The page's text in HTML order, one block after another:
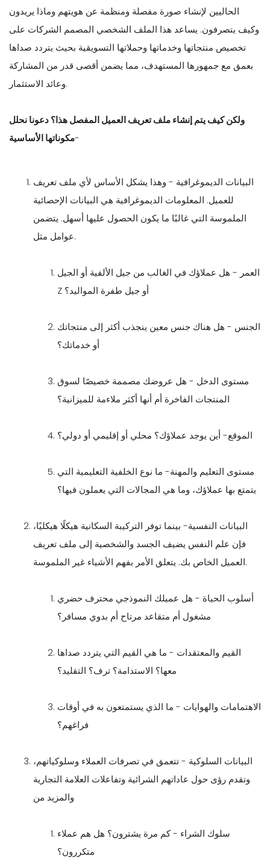
الحاليين لإنشاء صورة مفصلة ومنظمة عن هويتهم وماذا يريدون
وكيف يتصرفون. يساعد هذا الملف الشخصي المصمم الشركات على
تخصيص منتجاتها وخدماتها وحملاتها التسويقية بحيث يتردد صداها
بعمق مع جمهورها المستهدف، مما يضمن أقصى قدر من المشاركة
وعائد الاستثمار.
ولكن كيف يتم إنشاء ملف تعريف العميل المفصل هذا؟ دعونا نحلل
مكوناتها الأساسية-
البيانات الديموغرافية - وهذا يشكل الأساس لأي ملف تعريف
للعميل. المعلومات الديموغرافية هي البيانات الإحصائية
الملموسة التي غالبًا ما يكون الحصول عليها أسهل. يتضمن
عوامل مثل.
العمر - هل عملاؤك في الغالب من جيل الألفية أو الجيل
Z أو جيل طفرة المواليد؟
الجنس - هل هناك جنس معين ينجذب أكثر إلى منتجاتك
أو خدماتك؟
مستوى الدخل - هل عروضك مصممة خصيصًا لسوق
المنتجات الفاخرة أم أنها أكثر ملاءمة للميزانية؟
الموقع- أين يوجد عملاؤك؟ محلي أو إقليمي أو دولي؟
مستوى التعليم والمهنة- ما نوع الخلفية التعليمية التي
يتمتع بها عملاؤك، وما هي المجالات التي يعملون فيها؟
البيانات النفسية- بينما توفر التركيبة السكانية هيكلًا هيكليًا،
فإن علم النفس يضيف الجسد والشخصية إلى ملف تعريف
العميل الخاص بك. يتعلق الأمر بفهم الأشياء غير الملموسة.
أسلوب الحياة - هل عميلك النموذجي محترف حضري
مشغول أم متقاعد مرتاح أم بدوي مسافر؟
القيم والمعتقدات - ما هي القيم التي يتردد صداها
معها؟ الاستدامة؟ ترف؟ التقليد؟
الاهتمامات والهوايات - ما الذي يستمتعون به في أوقات
فراغهم؟
البيانات السلوكية - تتعمق في تصرفات العملاء وسلوكياتهم،
وتقدم رؤى حول عاداتهم الشرائية وتفاعلات العلامة التجارية
والمزيد من
سلوك الشراء - كم مرة يشترون؟ هل هم عملاء
متكررون؟